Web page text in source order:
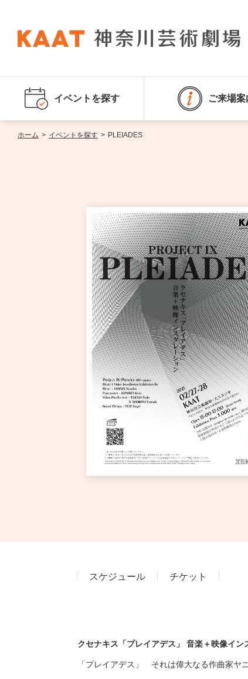
イベントを探す ご来場案
ホーム > イベントを探す > PLEIADES
スケジュール チケット
クセナキス「プレイアデス」 音楽＋映像イン
「プレイアデス」 それは偉大なる作曲家ヤ